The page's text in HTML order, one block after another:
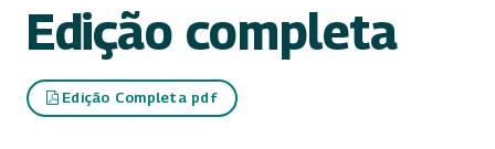
Edição completa
Edição Completa pdf